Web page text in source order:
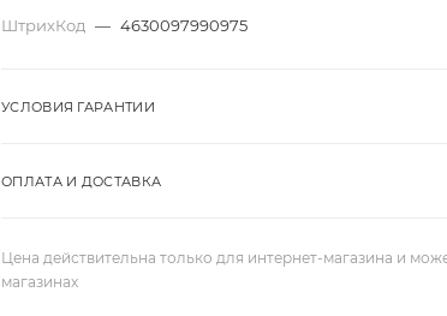
ШтрихКод — 4630097990975
УСЛОВИЯ ГАРАНТИИ
ОПЛАТА И ДОСТАВКА
Цена действительна только для интернет-магазина и
магазинах